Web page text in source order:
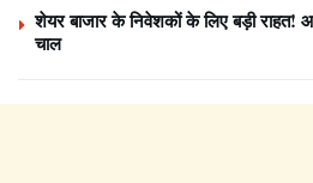
शेयर बाजार के निवेशकों के लिए बड़ी
चाल